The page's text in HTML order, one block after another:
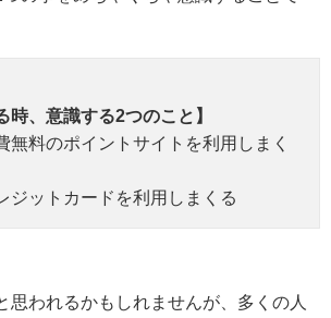
時、意識する2つのこと】
無料のポイントサイトを利用しまく
ジットカードを利用しまくる
思われるかもしれませんが、多くの人